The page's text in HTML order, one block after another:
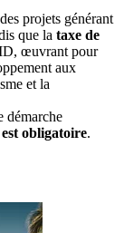
projets générant
que la taxe de
œuvrant pour
aux
et la
démarche
obligatoire.